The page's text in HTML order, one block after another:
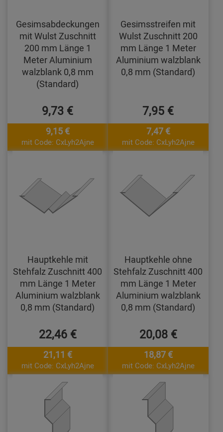
Gesimsabdeckungen
mit Wulst Zuschnitt
200 mm Länge 1
Meter Aluminium
walzblank 0,8 mm
(Standard)
9,73 €
9,15 €
mit Code: CxLyh2Ajne
Gesimsstreifen mit
Wulst Zuschnitt 200
mm Länge 1 Meter
Aluminium walzblank
0,8 mm (Standard)
7,95 €
7,47 €
mit Code: CxLyh2Ajne
Hauptkehle mit
Stehfalz Zuschnitt 400
mm Länge 1 Meter
Aluminium walzblank
0,8 mm (Standard)
22,46 €
21,11 €
mit Code: CxLyh2Ajne
Hauptkehle ohne
Stehfalz Zuschnitt 400
mm Länge 1 Meter
Aluminium walzblank
0,8 mm (Standard)
20,08 €
18,87 €
mit Code: CxLyh2Ajne